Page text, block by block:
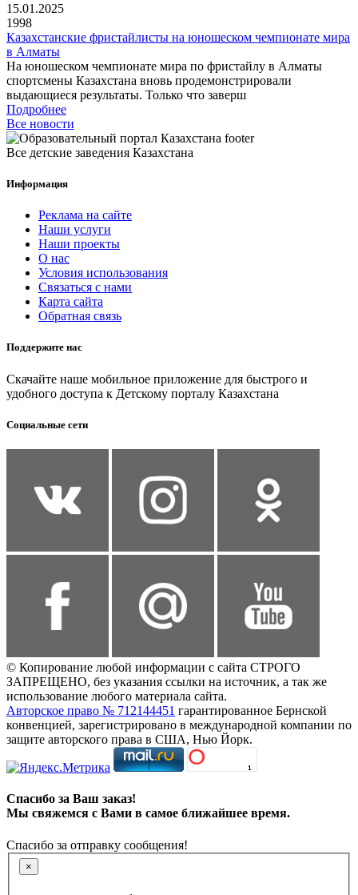
15.01.2025
1998
Казахстанские фристайлисты на юношеском чемпионате мира
в Алматы
На юношеском чемпионате мира по фристайлу в Алматы
спортсмены Казахстана вновь продемонстрировали
выдающиеся результаты. Только что заверш
Подробнее
Все новости
Все детские заведения Казахстана
Информация
Реклама на сайте
Наши услуги
Наши проекты
О нас
Условия использования
Связаться с нами
Карта сайта
Обратная связь
Поддержите нас
Скачайте наше мобильное приложение для быстрого и
удобного доступа к Детскому порталу Казахстана
Социальные сети
© Копирование любой информации с сайта СТРОГО
ЗАПРЕЩЕНО, без указания ссылки на источник, а так же
использование любого материала сайта.
Авторское право № 712144451 гарантированное Бернской
конвенцией, зарегистрировано в международной компании по
защите авторского права в США, Нью Йорк.
Спасибо за Ваш заказ!
Мы свяжемся с Вами в самое ближайшее время.
Спасибо за отправку сообщения!
×